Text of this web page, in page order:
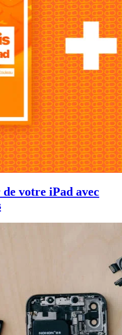
votre iPad avec